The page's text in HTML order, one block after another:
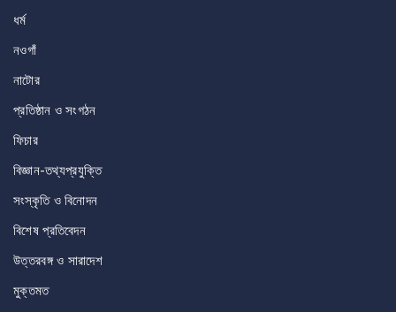
ধর্ম
নওগাঁ
নাটোর
প্রতিষ্ঠান ও সংগঠন
ফিচার
বিজ্ঞান-তথ্যপ্রযুক্তি
সংস্কৃতি ও বিনোদন
বিশেষ প্রতিবেদন
উত্তরবঙ্গ ও সারাদেশ
মুক্তমত